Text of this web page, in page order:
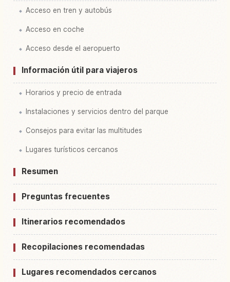
Acceso en tren y autobús
Acceso en coche
Acceso desde el aeropuerto
Información útil para viajeros
Horarios y precio de entrada
Instalaciones y servicios dentro del parque
Consejos para evitar las multitudes
Lugares turísticos cercanos
Resumen
Preguntas frecuentes
Itinerarios recomendados
Recopilaciones recomendadas
Lugares recomendados cercanos